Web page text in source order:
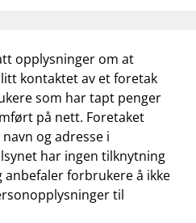
opplysninger om at
kontaktet av et foretak
som har tapt penger
på nett. Foretaket
og adresse i
har ingen tilknytning
forbrukere å ikke
til